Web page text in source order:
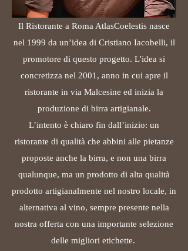
Il Ristorante a Roma AtlasCoelestis nasce
nel 1999 da un’idea di Cristiano Iacobelli, il
promotore di questo progetto. L'idea si
concretizza nel 2001, anno in cui apre il
ristorante in via Malcesine ed inizia la
produzione di birra artigianale.
L’intento è chiaro fin dall’inizio: un
ristorante di qualità che abbini alle pietanze
proposte anche la birra, e non una birra
qualunque, ma un prodotto di alta qualità
prodotto artigianalmente nel nostro locale, in
alternativa al vino, sempre presente nella
nostra offerta con una importante selezione
delle migliori etichette.